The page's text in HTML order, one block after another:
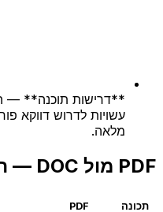
**דרישות תוכנה** —
מלאה.
PDF מול DOC — השוואת פורמטים
תכונה PDF